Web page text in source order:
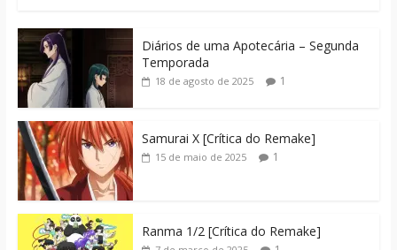
Diários de uma Apotecária – Segunda
Temporada
18 de agosto de 2025 1
Samurai X [Crítica do Remake]
15 de maio de 2025 1
Ranma 1/2 [Crítica do Remake]